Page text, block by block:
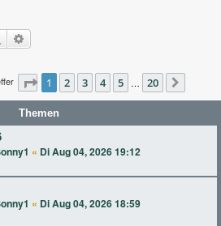
Suche
Seite1 von 20
1 2 3 4 5 … 20
Themen
« Di Aug 04, 2026 19:12
« Di Aug 04, 2026 18:59